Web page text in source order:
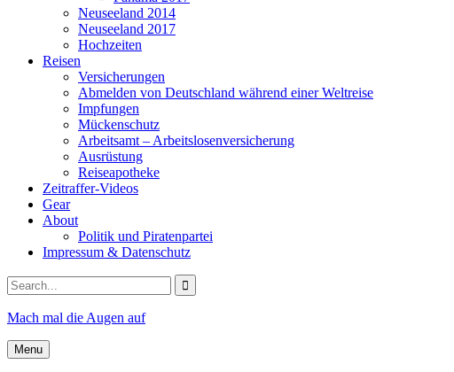
Neuseeland 2014
Neuseeland 2017
Hochzeiten
Reisen
Versicherungen
Abmelden von Deutschland während einer Weltreise
Impfungen
Mückenschutz
Arbeitsamt – Arbeitslosenversicherung
Ausrüstung
Reiseapotheke
Zeitraffer-Videos
Gear
About
Politik und Piratenpartei
Impressum & Datenschutz
Search
for:
Mach mal die Augen auf
Menu